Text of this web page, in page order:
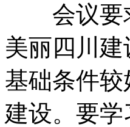
会议要求
美丽四川
基础条件
建设。要